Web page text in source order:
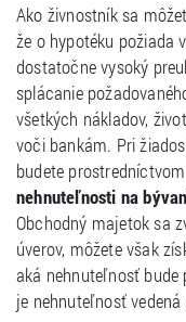
Ako živnostník sa
že o hypotéku požiada
dostatočne vysoký
splácanie
všetkých nákladov,
voči bankám. Pri
budete
nehnuteľnosti na
Obchodný majetok sa
úverov, môžete však
aká nehnuteľnosť bude
je nehnuteľnosť vedená